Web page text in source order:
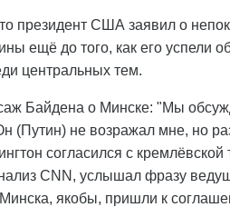
президент США заявил о
ещё до того, как его успели
центральных тем.
Байдена о Минске: "Мы
(Путин) не возражал мне, но
согласился с
CNN, услышал фразу
якобы, пришли к